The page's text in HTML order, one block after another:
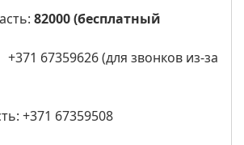
82000 (бесплатный
(для звонков из-за
+371 67359508